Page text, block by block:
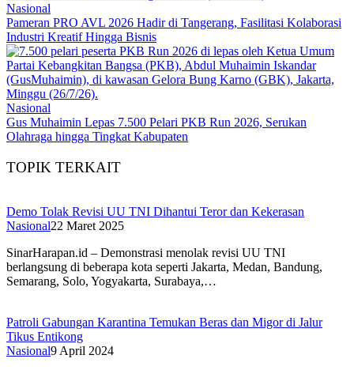
Nasional
Pameran PRO AVL 2026 Hadir di Tangerang, Fasilitasi Kolaborasi
Industri Kreatif Hingga Bisnis
Nasional
Gus Muhaimin Lepas 7.500 Pelari PKB Run 2026, Serukan
Olahraga hingga Tingkat Kabupaten
TOPIK TERKAIT
Demo Tolak Revisi UU TNI Dihantui Teror dan Kekerasan
Nasional22 Maret 2025
SinarHarapan.id – Demonstrasi menolak revisi UU TNI
berlangsung di beberapa kota seperti Jakarta, Medan, Bandung,
Semarang, Solo, Yogyakarta, Surabaya,…
Patroli Gabungan Karantina Temukan Beras dan Migor di Jalur
Tikus Entikong
Nasional9 April 2024